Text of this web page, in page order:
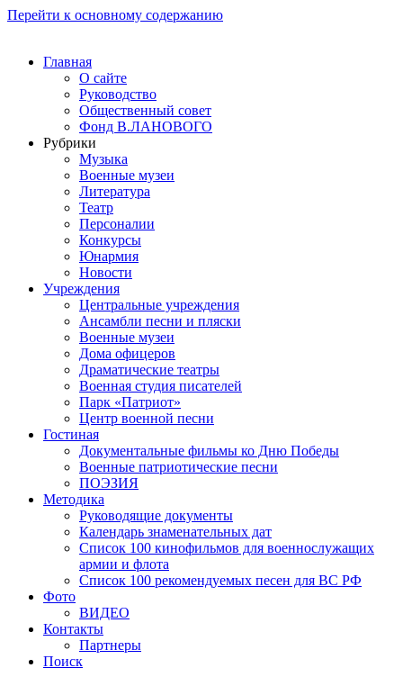
Перейти к основному содержанию
Главная
О сайте
Руководство
Общественный совет
Фонд В.ЛАНОВОГО
Рубрики
Музыка
Военные музеи
Литература
Театр
Персоналии
Конкурсы
Юнармия
Новости
Учреждения
Центральные учреждения
Ансамбли песни и пляски
Военные музеи
Дома офицеров
Драматические театры
Военная студия писателей
Парк «Патриот»
Центр военной песни
Гостиная
Документальные фильмы ко Дню Победы
Военные патриотические песни
ПОЭЗИЯ
Методика
Руководящие документы
Календарь знаменательных дат
Список 100 кинофильмов для военнослужащих
армии и флота
Список 100 рекомендуемых песен для ВС РФ
Фото
ВИДЕО
Контакты
Партнеры
Поиск